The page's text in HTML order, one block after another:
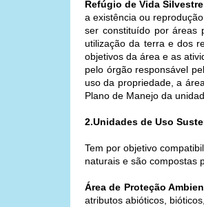
Refúgio de Vida
a existência ou
ser constituído por áreas
utilização da terra e dos
objetivos da área e as
pelo órgão responsável
uso da propriedade, a
Plano de Manejo da
2.Unidades de Uso
Tem por objetivo
naturais e são compostas
Área de Proteção
atributos abióticos,